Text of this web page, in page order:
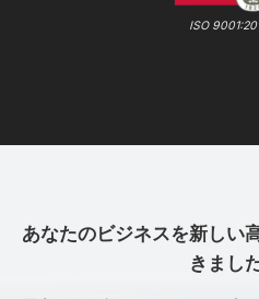
ISO
あなたのビジネスを新しい
きまし